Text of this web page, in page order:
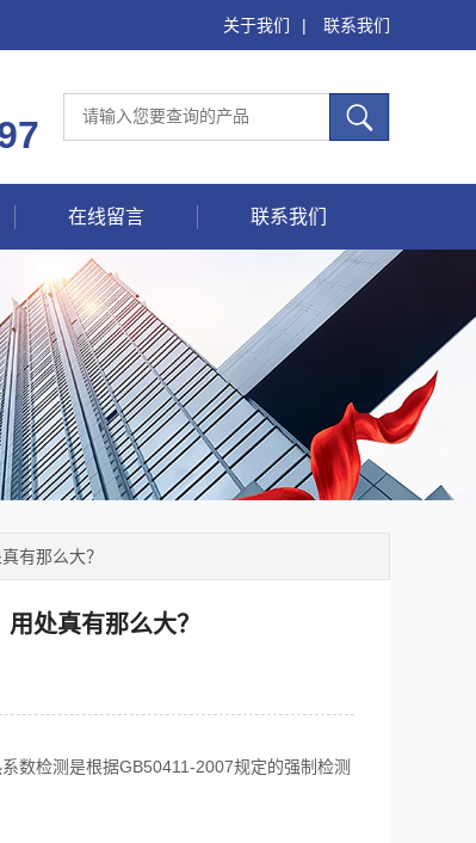
关于我们 | 联系我们
在线留言 联系我们
有那么大？
处真有那么大？
检测是根据GB50411-2007规定的强制检测